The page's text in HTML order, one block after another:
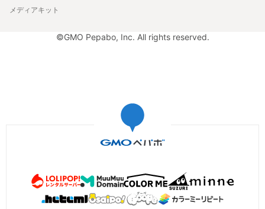
メディアキット
©GMO Pepabo, Inc. All rights reserved.